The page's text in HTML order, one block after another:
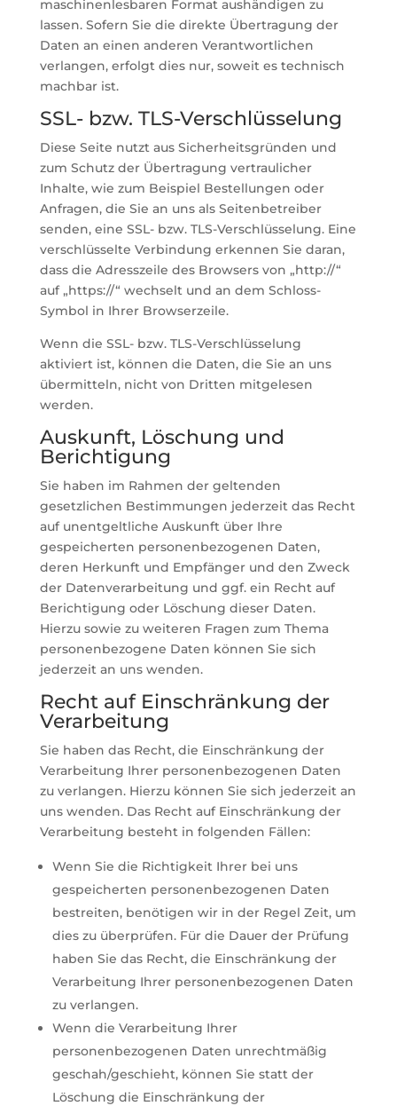
maschinenlesbaren Format aushändigen zu
lassen. Sofern Sie die direkte Übertragung der
Daten an einen anderen Verantwortlichen
verlangen, erfolgt dies nur, soweit es technisch
machbar ist.
SSL- bzw. TLS-Verschlüsselung
Diese Seite nutzt aus Sicherheitsgründen und
zum Schutz der Übertragung vertraulicher
Inhalte, wie zum Beispiel Bestellungen oder
Anfragen, die Sie an uns als Seitenbetreiber
senden, eine SSL- bzw. TLS-Verschlüsselung. Eine
verschlüsselte Verbindung erkennen Sie daran,
dass die Adresszeile des Browsers von „http://“
auf „https://“ wechselt und an dem Schloss-
Symbol in Ihrer Browserzeile.
Wenn die SSL- bzw. TLS-Verschlüsselung
aktiviert ist, können die Daten, die Sie an uns
übermitteln, nicht von Dritten mitgelesen
werden.
Auskunft, Löschung und
Berichtigung
Sie haben im Rahmen der geltenden
gesetzlichen Bestimmungen jederzeit das Recht
auf unentgeltliche Auskunft über Ihre
gespeicherten personenbezogenen Daten,
deren Herkunft und Empfänger und den Zweck
der Datenverarbeitung und ggf. ein Recht auf
Berichtigung oder Löschung dieser Daten.
Hierzu sowie zu weiteren Fragen zum Thema
personenbezogene Daten können Sie sich
jederzeit an uns wenden.
Recht auf Einschränkung der
Verarbeitung
Sie haben das Recht, die Einschränkung der
Verarbeitung Ihrer personenbezogenen Daten
zu verlangen. Hierzu können Sie sich jederzeit an
uns wenden. Das Recht auf Einschränkung der
Verarbeitung besteht in folgenden Fällen:
Wenn Sie die Richtigkeit Ihrer bei uns
gespeicherten personenbezogenen Daten
bestreiten, benötigen wir in der Regel Zeit, um
dies zu überprüfen. Für die Dauer der Prüfung
haben Sie das Recht, die Einschränkung der
Verarbeitung Ihrer personenbezogenen Daten
zu verlangen.
Wenn die Verarbeitung Ihrer
personenbezogenen Daten unrechtmäßig
geschah/geschieht, können Sie statt der
Löschung die Einschränkung der